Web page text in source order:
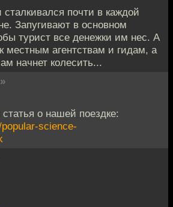
почти в каждой
Запугивают в основном
турист все денежки им нес. А
местным агентствам и гидам, а
начнет колесить...
»
о нашей поездке:
science-